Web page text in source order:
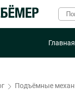
Главная
Подъёмные